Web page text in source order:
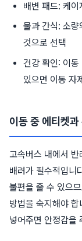
배변 패드: 케이
물과 간식: 소량
것으로 선택
건강 확인: 이동
있으면 이동 자제
이동 중 에티켓
고속버스 내에서
배려가 필수적입니
불편을 줄 수 있으
방법을 숙지해야
넣어주면 안정감을